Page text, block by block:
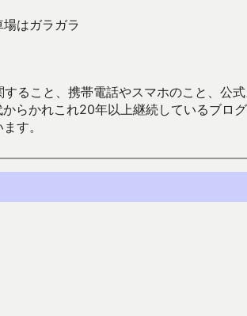
はガラガラ
ること、携帯電話やスマホのこと、
らかれこれ20年以上継続しているブ
す。